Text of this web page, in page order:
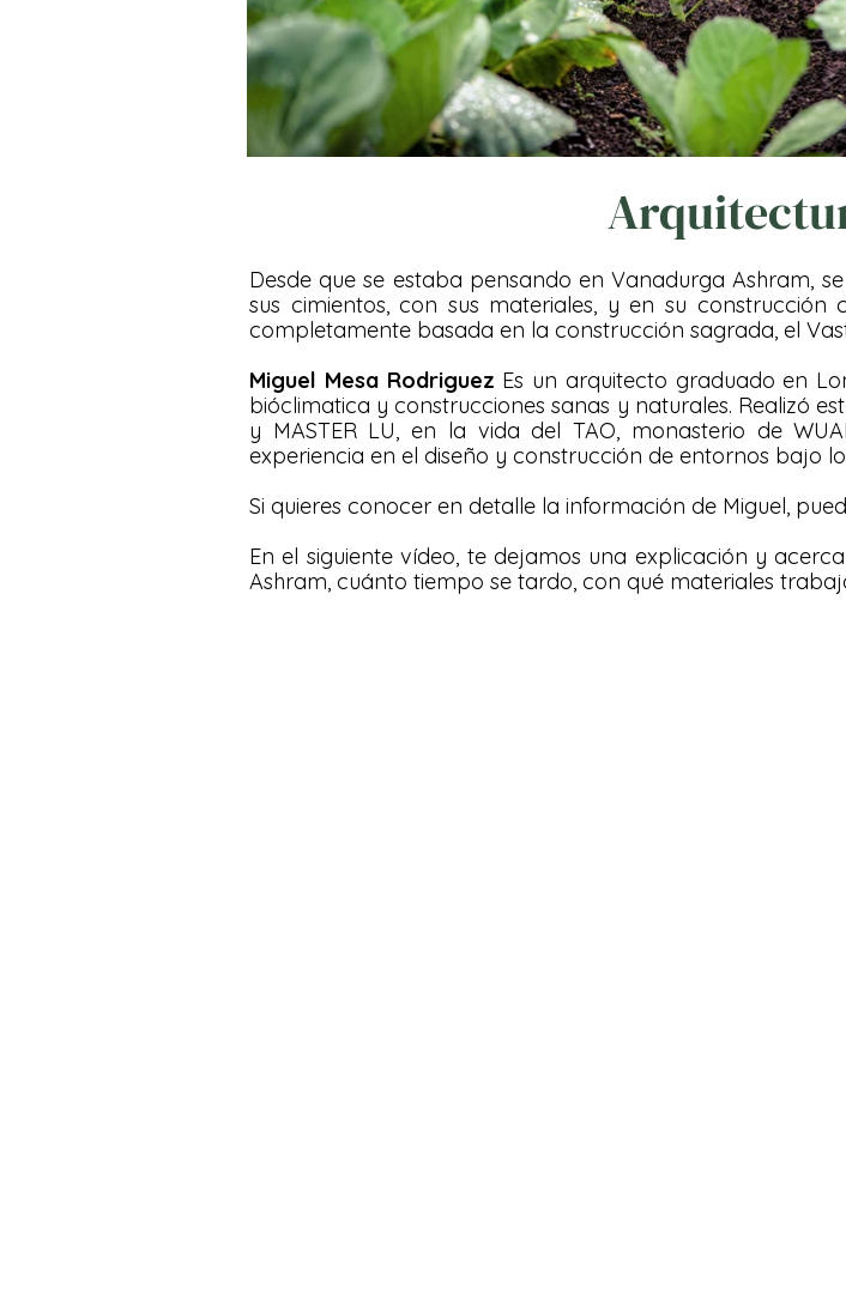
Desde que se estaba pensando en Vanadurga Ashram,
sus cimientos, con sus materiales, y en su
completamente basada en la construcción sagrada, el
Miguel Mesa Rodriguez Es un arquitecto graduado en
bióclimatica y construcciones sanas y naturales. Realizó
y MASTER LU, en la vida del TAO, monasterio de
experiencia en el diseño y construcción de entornos bajo
Si quieres conocer en detalle la información de Miguel,
En el siguiente vídeo, te dejamos una explicación y
Ashram, cuánto tiempo se tardo, con qué materiales